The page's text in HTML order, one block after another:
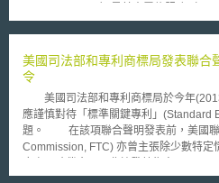
下稱BTS）外，同時也透過新基金的設立，矢志
論在都市、市郊與偏遠地區，都能透過
網）與行動通信網路業務（以下稱行網）
（Canadians, in urban areas as well
access to voice and broadband
and mobile wireless networks.）」。
架構的重點從原先的有線語音服務（
頻服務（broadband service, 以下稱BS
美國司法部和專利商標局發表聯合
令
美國司法部和專利商標局於今年
應謹慎對待「標準關鍵專利」(Standard
題。 在該項聯合聲明發表前，美國聯邦貿易委員會 (Federal Trade
Commission, FTC) 亦曾主張除少數特定
1.以公眾利益為最高優先考量，謹慎核發禁售令 聲